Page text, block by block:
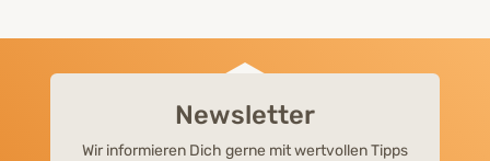
Newsletter
Wir informieren Dich gerne mit wertvollen Tipps